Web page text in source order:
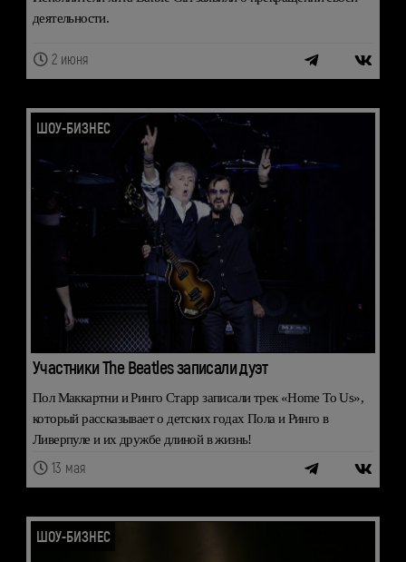
деятельности.
2 июня
ШОУ-БИЗНЕС
Участники The Beatles записали дуэт
Пол Маккартни и Ринго Старр записали трек «Home To Us»,
который рассказывает о детских годах Пола и Ринго в
Ливерпуле и их дружбе длиной в жизнь!
13 мая
ШОУ-БИЗНЕС